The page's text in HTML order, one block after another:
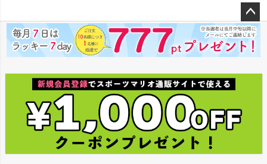
もっと見る
キャンプ・フェス
旅行
ペー
ジト
ップ